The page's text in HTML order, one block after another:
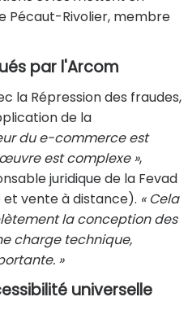
Pécaut-Rivolier, membre
par l'Arcom
la Répression des fraudes,
de la
du e-commerce est
est complexe »,
juridique de la Fevad
vente à distance). « Cela
la conception des
charge technique,
»
universelle